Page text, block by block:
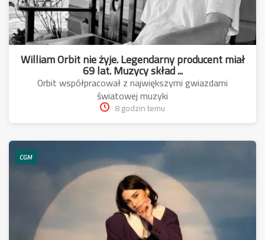
William Orbit nie żyje. Legendarny producent miał
69 lat. Muzycy skład ...
Orbit współpracował z największymi gwiazdami
światowej muzyki
8 godzin temu
CGM